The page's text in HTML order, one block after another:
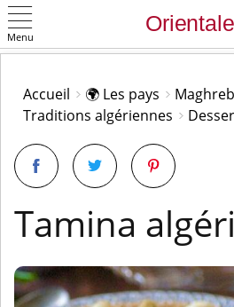
Menu
Accueil 🌍 Les pays Maghreb
Traditions algériennes
Tamina